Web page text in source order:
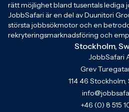
rätt möjlighet bland tusentals lediga
JobbSafari är en del av Duunitori
största jobbsökmotor och en
rekryteringsmarknadsföring och
Stockholm,
JobbSafari
Grev
114 46
+46 (0) 8 515